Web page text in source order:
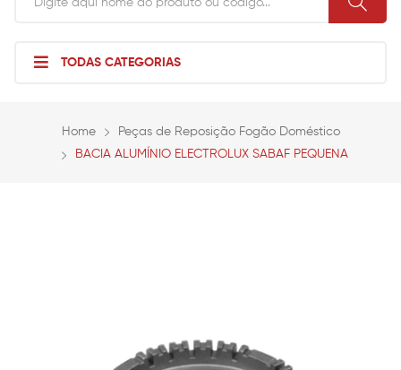
TODAS CATEGORIAS
Home
Peças de Reposição Fogão Doméstico
BACIA ALUMÍNIO ELECTROLUX SABAF PEQUENA